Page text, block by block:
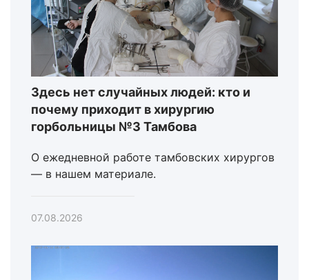
Здесь нет случайных людей: кто и
почему приходит в хирургию
горбольницы №3 Тамбова
О ежедневной работе тамбовских хирургов
— в нашем материале.
07.08.2026